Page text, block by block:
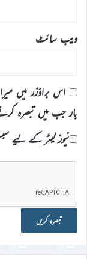
ویب‌ سائٹ
اس براؤزر میں
بار جب میں تبصرہ
نیوز لیٹر کے لیے